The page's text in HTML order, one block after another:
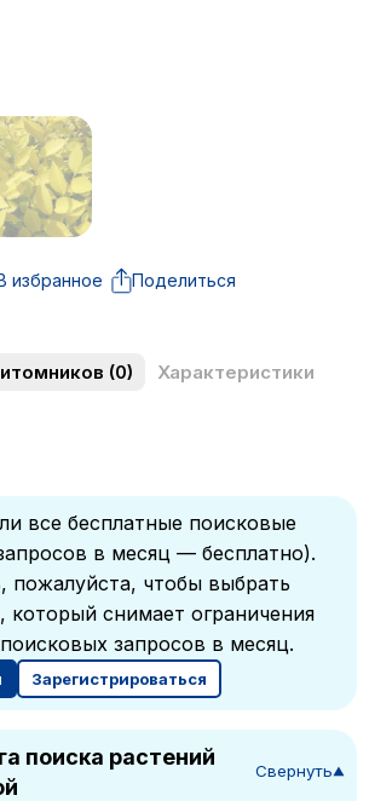
избранное Поделиться
(0)
Характеристики
все бесплатные поисковые
в месяц — бесплатно).
пожалуйста, чтобы выбрать
который снимает ограничения
запросов в месяц.
Зарегистрироваться
поиска растений
Свернуть▼